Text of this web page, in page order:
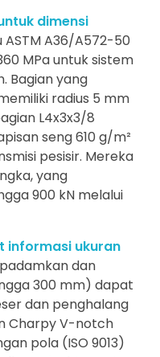
dimensi
A36/A572-50
MPa untuk sistem
Bagian yang
radius 5 mm
L4x3x3/8
seng 610 g/m²
pesisir. Mereka
yang
900 kN melalui
informasi ukuran
dan
300 mm) dapat
dan penghalang
Charpy V-notch
pola (ISO 9013)